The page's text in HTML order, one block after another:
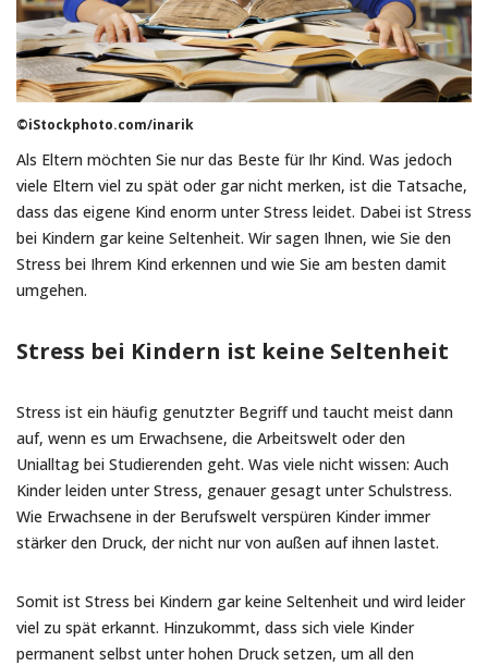
©iStockphoto.com/inarik
Als Eltern möchten Sie nur das Beste für Ihr Kind. Was jedoch
viele Eltern viel zu spät oder gar nicht merken, ist die Tatsache,
dass das eigene Kind enorm unter Stress leidet. Dabei ist Stress
bei Kindern gar keine Seltenheit. Wir sagen Ihnen, wie Sie den
Stress bei Ihrem Kind erkennen und wie Sie am besten damit
umgehen.
Stress bei Kindern ist keine Seltenheit
Stress ist ein häufig genutzter Begriff und taucht meist dann
auf, wenn es um Erwachsene, die Arbeitswelt oder den
Unialltag bei Studierenden geht. Was viele nicht wissen: Auch
Kinder leiden unter Stress, genauer gesagt unter Schulstress.
Wie Erwachsene in der Berufswelt verspüren Kinder immer
stärker den Druck, der nicht nur von außen auf ihnen lastet.
Somit ist Stress bei Kindern gar keine Seltenheit und wird leider
viel zu spät erkannt. Hinzukommt, dass sich viele Kinder
permanent selbst unter hohen Druck setzen, um all den